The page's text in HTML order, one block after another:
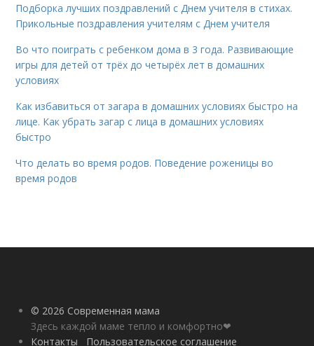
Подборка лучших поздравлений с Днем учителя в стихах.
Прикольные поздравления учителям с Днем учителя
Во что поиграть с ребенком дома в 3 года. Развивающие
игры для детей от трёх до четырёх лет в домашних
условиях
Как избавиться от загара в домашних условиях быстро на
лице. Как убрать загар с лица в домашних условиях
быстро
Что делать во время родов. Поведение роженицы во
время родов
© 2026 Современная мама
Здесь каждой маме тепло и комфортно❤
Контакты
Пользовательское соглашение